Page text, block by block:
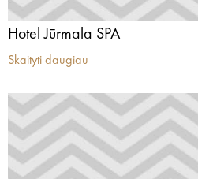
Hotel Jūrmala SPA
Skaityti daugiau